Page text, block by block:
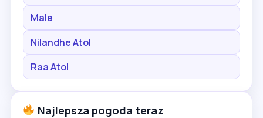
Male
Nilandhe Atol
Raa Atol
Najlepsza pogoda teraz